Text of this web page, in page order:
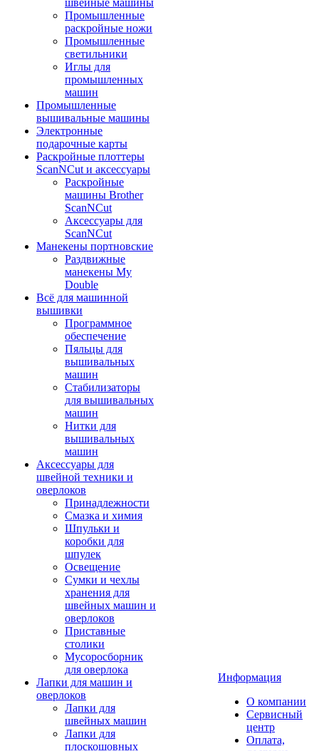
швейные машины
Промышленные
раскройные ножи
Промышленные
светильники
Иглы для
промышленных
машин
Промышленные
вышивальные машины
Электронные
подарочные карты
Раскройные плоттеры
ScanNCut и аксессуары
Раскройные
машины Brother
ScanNCut
Аксессуары для
ScanNCut
Манекены портновские
Раздвижные
манекены My
Double
Всё для машинной
вышивки
Программное
обеспечение
Пяльцы для
вышивальных
машин
Стабилизаторы
для вышивальных
машин
Нитки для
вышивальных
машин
Аксессуары для
швейной техники и
оверлоков
Принадлежности
Смазка и химия
Шпульки и
коробки для
шпулек
Освещение
Сумки и чехлы
хранения для
швейных машин и
оверлоков
Приставные
столики
Мусоросборник
для оверлока
Лапки для машин и
оверлоков
Лапки для
швейных машин
Лапки для
плоскошовных
Информация
О компании
Сервисный
центр
Оплата,